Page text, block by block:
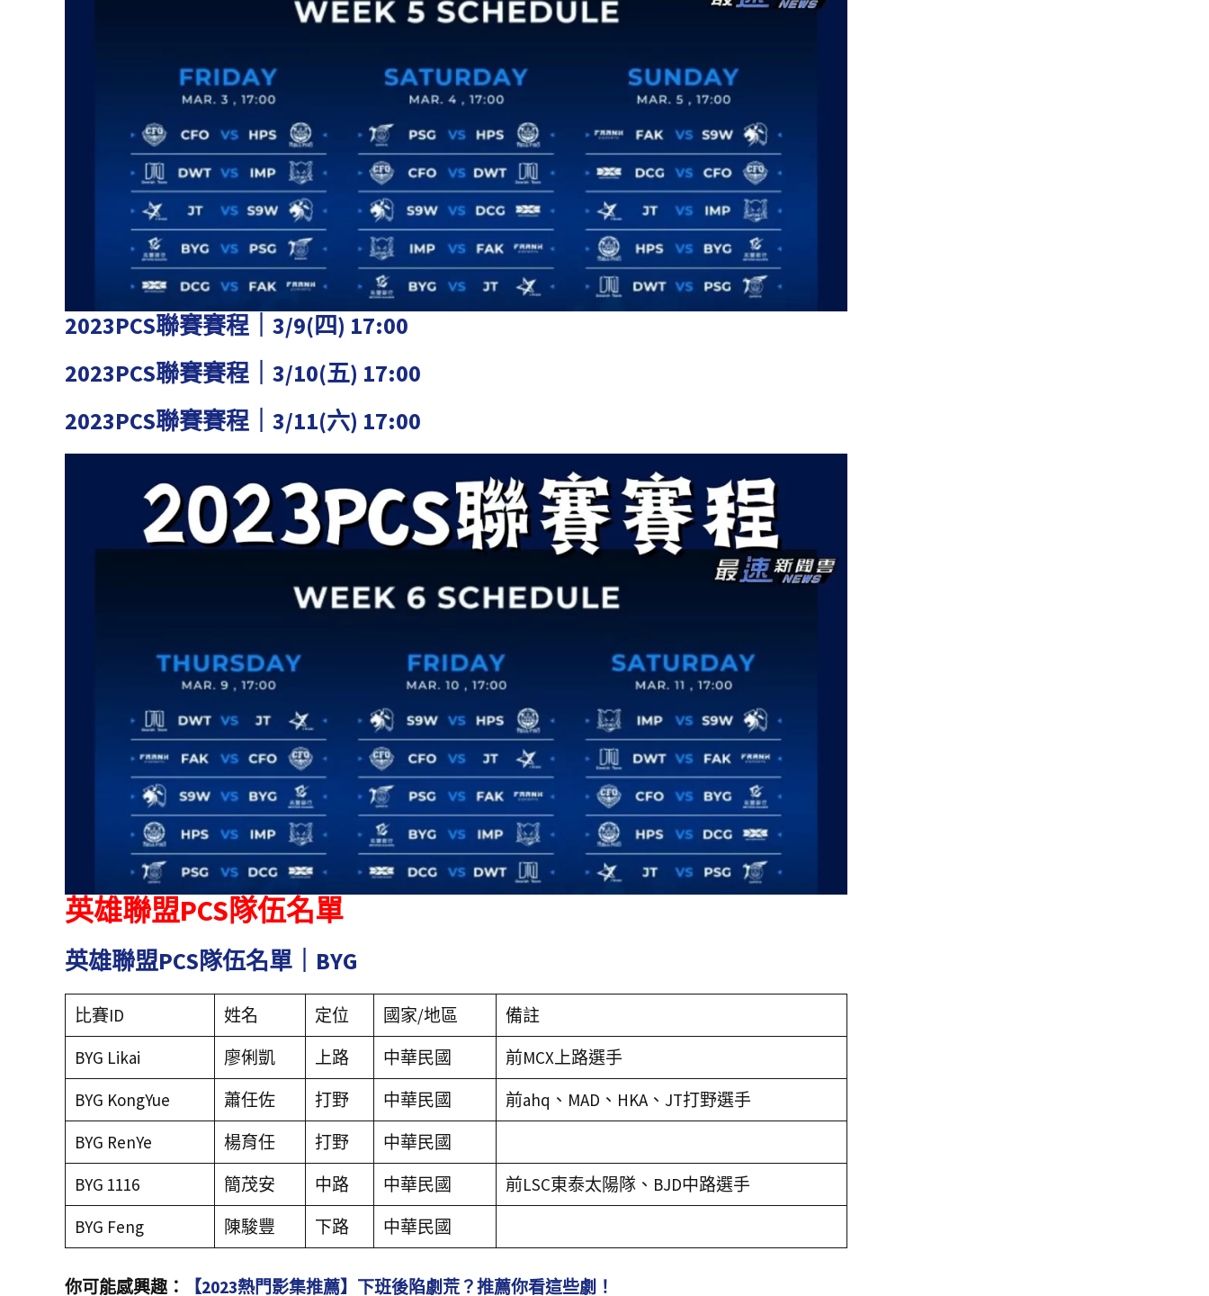
2023PCS聯賽賽程｜3/9(四) 17:00
2023PCS聯賽賽程｜3/10(五) 17:00
2023PCS聯賽賽程｜3/11(六) 17:00
英雄聯盟PCS隊伍名單
英雄聯盟PCS隊伍名單｜BYG
比賽ID 姓名 定位 國家/地區
備註
BYG Likai
廖俐凱 上路 中華民國
前MCX上路選手
BYG KongYue
蕭任佐 打野 中華民國
前ahq、MAD、HKA、JT打野選手
BYG RenYe
楊育任 打野
中華民國
BYG 1116
簡茂安 中路 中華民國
前LSC東泰太陽隊、BJD中路選手
BYG Feng
陳駿豐 下路 中華民國
你可能感興趣： 【2023熱門影集推薦】下班後陷劇荒？推薦你看這些劇！